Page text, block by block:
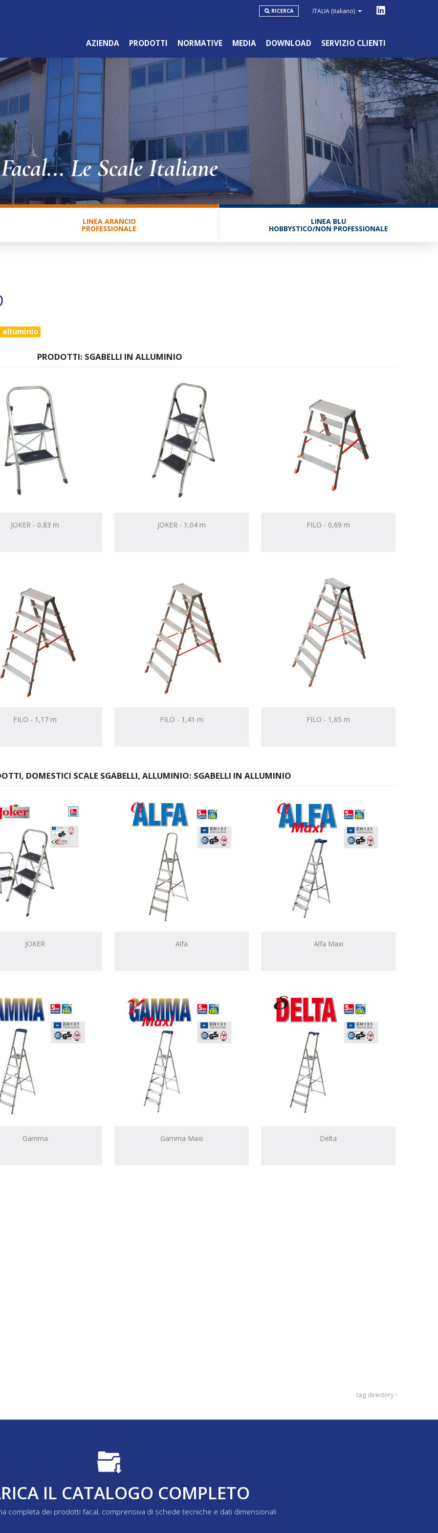
ITALIA (italiano)
RICERCA
AZIENDA PRODOTTI NORMATIVE MEDIA DOWNLOAD SERVIZIO CLIENTI
Facal... Le Scale Italiane
LINEA ARANCIO
PROFESSIONALE
LINEA BLU
HOBBYSTICO/NON PROFESSIONALE
alluminio
PRODOTTI: SGABELLI IN ALLUMINIO
JOKER - 0,83 m JOKER - 1,04 m FILO - 0,69 m
FILO - 1,17 m FILO - 1,41 m FILO - 1,65 m
DOMESTICI SCALE SGABELLI, ALLUMINIO: SGABELLI IN ALLUMINIO
JOKER Alfa Alfa Maxi
Gamma Gamma Maxi Delta
tag directory
IL CATALOGO COMPLETO
completa dei prodotti facal, comprensiva di schede tecniche e dati dimensionali
PROFESSIONALE HOBBYSTICO/NON PROFESSIONALE